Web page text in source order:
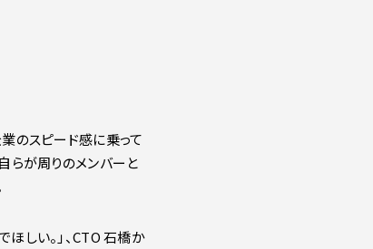
のスピード感に乗って
らが周りのメンバーと
しい。」、CTO 石橋か